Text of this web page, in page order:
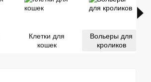
Клетки для
кошек
Вольеры для
кроликов